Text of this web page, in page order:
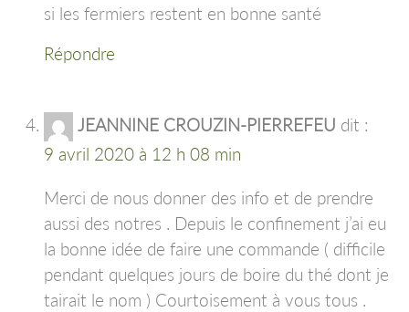
si les fermiers restent en bonne santé
Répondre
JEANNINE CROUZIN-PIERREFEU dit :
9 avril 2020 à 12 h 08 min
Merci de nous donner des info et de prendre
aussi des notres . Depuis le confinement j’ai eu
la bonne idée de faire une commande ( difficile
pendant quelques jours de boire du thé dont je
tairait le nom ) Courtoisement à vous tous .